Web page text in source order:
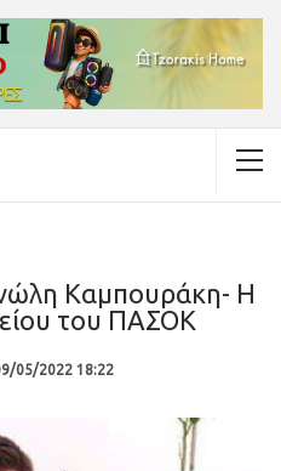
Καμπουράκη- Η
του ΠΑΣΟΚ
05/2022 18:22